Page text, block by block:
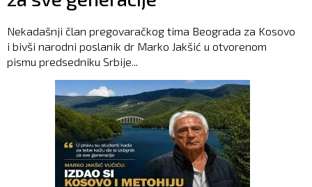
Nekadašnji član pregovaračkog tima Beograda za Kosovo
i bivši narodni poslanik dr Marko Jakšić u otvorenom
pismu predsedniku Srbije...